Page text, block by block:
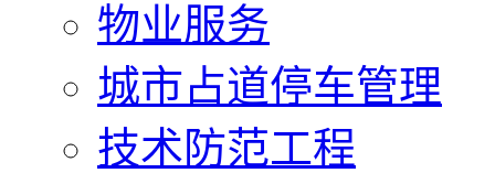
物业服务
城市占道停车管理
技术防范工程